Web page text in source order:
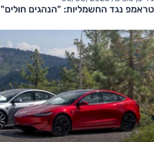
טראמפ נגד החשמליות: "הנהגים חולים"